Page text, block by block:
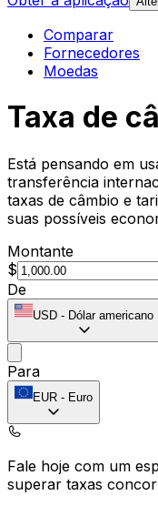
Comparar
Fornecedores
Moedas
Taxa de
Está pensando em
transferência
taxas de câmbio e
suas possíveis
Montante
$
De
USD - Dólar americano
Para
EUR - Euro
Fale hoje com um
superar taxas